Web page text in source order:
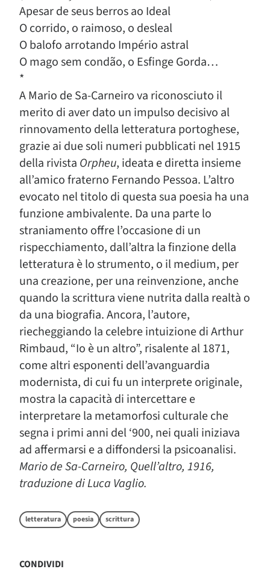
Apesar de seus berros ao Ideal
O corrido, o raimoso, o desleal
O balofo arrotando Império astral
O mago sem condão, o Esfinge Gorda…
*
A Mario de Sa-Carneiro va riconosciuto il
merito di aver dato un impulso decisivo al
rinnovamento della letteratura portoghese,
grazie ai due soli numeri pubblicati nel 1915
della rivista Orpheu, ideata e diretta insieme
all’amico fraterno Fernando Pessoa. L’altro
evocato nel titolo di questa sua poesia ha una
funzione ambivalente. Da una parte lo
straniamento offre l’occasione di un
rispecchiamento, dall’altra la finzione della
letteratura è lo strumento, o il medium, per
una creazione, per una reinvenzione, anche
quando la scrittura viene nutrita dalla realtà o
da una biografia. Ancora, l’autore,
riecheggiando la celebre intuizione di Arthur
Rimbaud, “Io è un altro”, risalente al 1871,
come altri esponenti dell’avanguardia
modernista, di cui fu un interprete originale,
mostra la capacità di intercettare e
interpretare la metamorfosi culturale che
segna i primi anni del ‘900, nei quali iniziava
ad affermarsi e a diffondersi la psicoanalisi.
Mario de Sa-Carneiro, Quell’altro, 1916,
traduzione di Luca Vaglio.
letteratura poesia scrittura
CONDIVIDI